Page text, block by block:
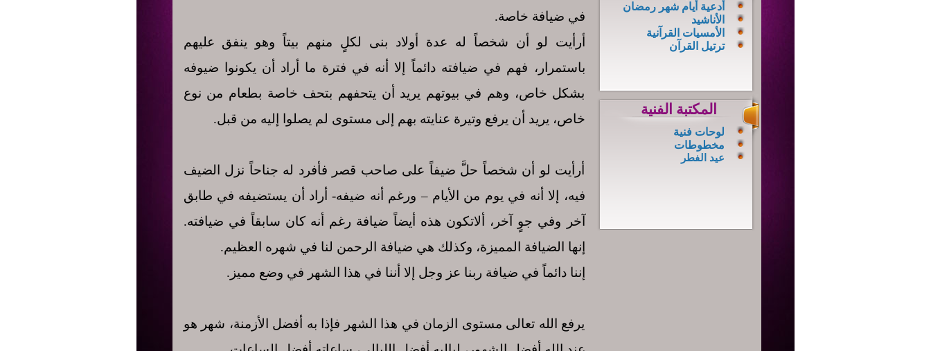
أدعية أيام شهر رمضان
الأناشيد
الأمسيات القرآنية
ترتيل القرآن
المكتبة الفنية
لوحات فنية
مخطوطات
عيد الفطر
في ضيافة خاصة.
أرأيت لو أن شخصاً له عدة أولاد بنى لكلٍ منهم بيتاً وهو ينفق عليهم
باستمرار، فهم في ضيافته دائماً إلا أنه في فترة ما أراد أن يكونوا ضيوفه
بشكل خاص، وهم في بيوتهم يريد أن يتحفهم بتحف خاصة بطعام من نوع
خاص، يريد أن يرفع وتيرة عنايته بهم إلى مستوى لم يصلوا إليه من قبل.
أرأيت لو أن شخصاً حلَّ ضيفاً على صاحب قصر فأفرد له جناحاً نزل الضيف
فيه، إلا أنه في يوم من الأيام – ورغم أنه ضيفه- أراد أن يستضيفه في طابق
آخر وفي جوٍ آخر، ألاتكون هذه أيضاً ضيافة رغم أنه كان سابقاً في ضيافته.
إنها الضيافة المميزة، وكذلك هي ضيافة الرحمن لنا في شهره العظيم.
إننا دائماً في ضيافة ربنا عز وجل إلا أننا في هذا الشهر في وضع مميز.
يرفع الله تعالى مستوى الزمان في هذا الشهر فإذا به أفضل الأزمنة، شهر هو